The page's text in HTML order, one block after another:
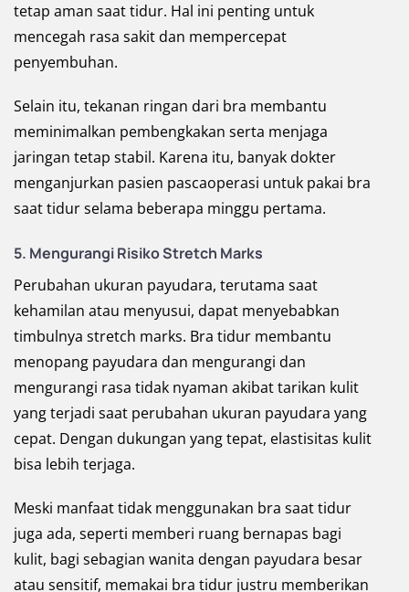
tetap aman saat tidur. Hal ini penting untuk
mencegah rasa sakit dan mempercepat
penyembuhan.
Selain itu, tekanan ringan dari bra membantu
meminimalkan pembengkakan serta menjaga
jaringan tetap stabil. Karena itu, banyak dokter
menganjurkan pasien pascaoperasi untuk pakai bra
saat tidur selama beberapa minggu pertama.
5. Mengurangi Risiko Stretch Marks
Perubahan ukuran payudara, terutama saat
kehamilan atau menyusui, dapat menyebabkan
timbulnya stretch marks. Bra tidur membantu
menopang payudara dan mengurangi dan
mengurangi rasa tidak nyaman akibat tarikan kulit
yang terjadi saat perubahan ukuran payudara yang
cepat. Dengan dukungan yang tepat, elastisitas kulit
bisa lebih terjaga.
Meski manfaat tidak menggunakan bra saat tidur
juga ada, seperti memberi ruang bernapas bagi
kulit, bagi sebagian wanita dengan payudara besar
atau sensitif, memakai bra tidur justru memberikan